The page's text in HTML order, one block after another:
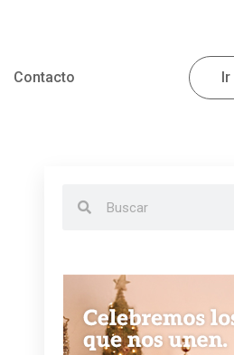
Contacto Ir